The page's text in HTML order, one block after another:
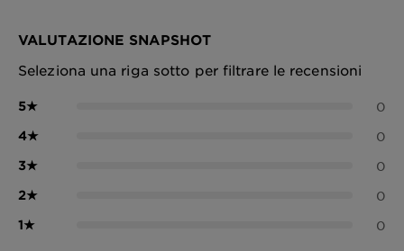
VALUTAZIONE SNAPSHOT
Seleziona una riga sotto per filtrare le recensioni
5★ 0
4★ 0
3★ 0
2★ 0
1★ 0